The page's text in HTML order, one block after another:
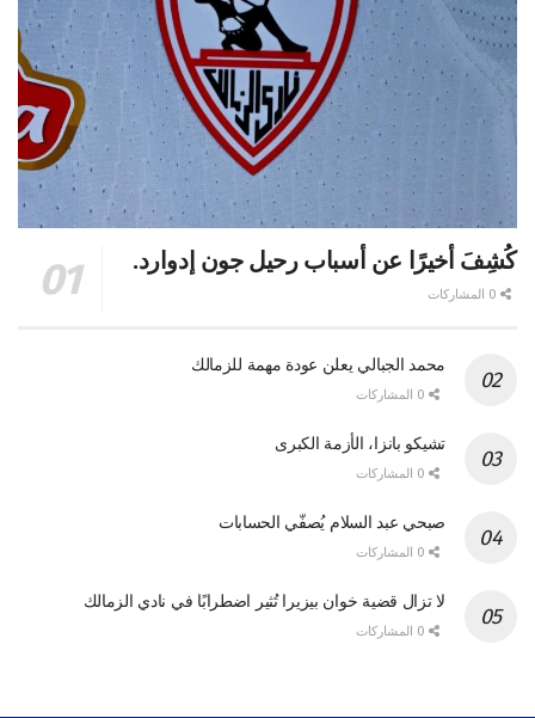
كُشِفَ أخيرًا عن أسباب رحيل جون إدوارد.
محمد الجبالي يعلن عودة مهمة للزمالك
تشيكو بانزا، الأزمة الكبرى
صبحي عبد السلام يُصفّي الحسابات
لا تزال قضية خوان بيزيرا تُثير اضطرابًا في نادي الزمالك